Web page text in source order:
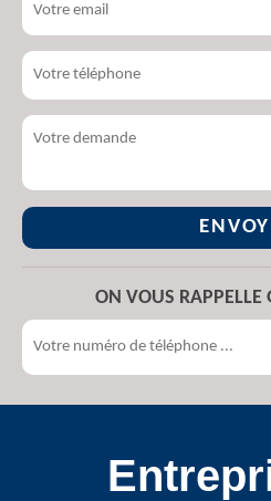
ON VOUS RAPPELLE